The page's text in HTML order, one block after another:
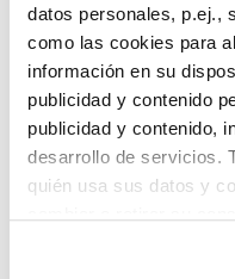
datos personales, p.ej.,
como las cookies para
información en su
publicidad y contenido
publicidad y contenido,
desarrollo de servicios.
quién usa sus datos y
Lo sentimos,
te hemos
Pero puedes
buscando en alguno